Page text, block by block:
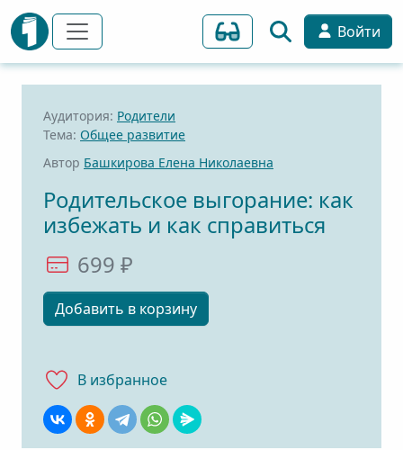
Войти
Аудитория: Родители
Тема: Общее развитие
Автор Башкирова Елена Николаевна
Родительское выгорание: как
избежать и как справиться
699 ₽
Добавить в корзину
В избранноe